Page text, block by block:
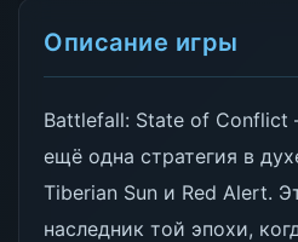
Описание игры
Battlefall: State of Conflict
ещё одна стратегия в
Tiberian Sun и Red Alert.
наследник той эпохи,